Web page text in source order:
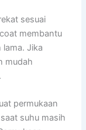
sesuai
membantu
Jika
mudah
permukaan
suhu masih